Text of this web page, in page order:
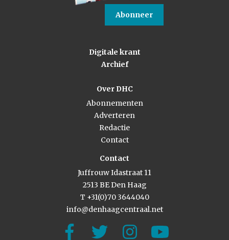
Abonneer
Digitale krant
Archief
Over DHC
Abonnementen
Adverteren
Redactie
Contact
Contact
Juffrouw Idastraat 11
2513 BE Den Haag
T +31(0)70 3644040
info@denhaagcentraal.net